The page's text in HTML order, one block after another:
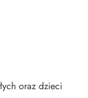
oraz dzieci